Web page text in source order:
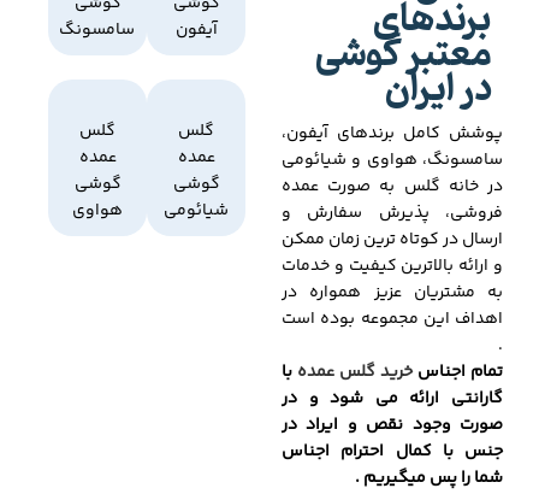
برندهای
معتبر گوشی
در ایران
پوشش کامل برندهای آیفون،
سامسونگ، هواوی و شیائومی
در خانه گلس به صورت عمده
فروشی، پذیرش سفارش و
ارسال در کوتاه ترین زمان ممکن
و ارائه بالاترین کیفیت و خدمات
به مشتریان عزیز همواره در
اهداف این مجموعه بوده است
.
تمام اجناسخرید گلس عمده با
گارانتی ارائه می شود و در
صورت وجود نقص و ایراد در
جنس با کمال احترام اجناس
شما را پس میگیریم .
آیفون
سامسونگ
گلس
عمده
گوشی
شیائومی
گلس
عمده
گوشی
هواوی